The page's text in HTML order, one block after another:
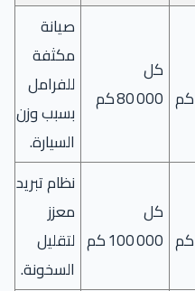
كل
80 000 كم
صيانة
مكثفة
للفرامل
بسبب وزن
السيارة.
كل
100 000 كم
نظام تبريد
معزز
لتقليل
السخونة.